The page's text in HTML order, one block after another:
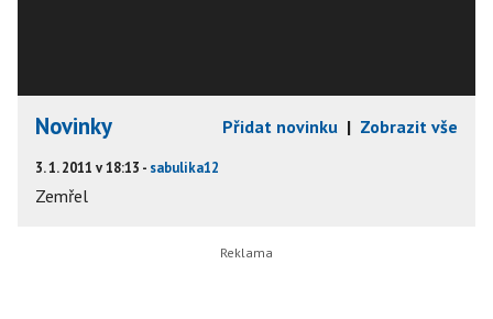
Novinky Přidat novinku | Zobrazit vše
3. 1. 2011 v 18:13 - sabulika12
Zemřel